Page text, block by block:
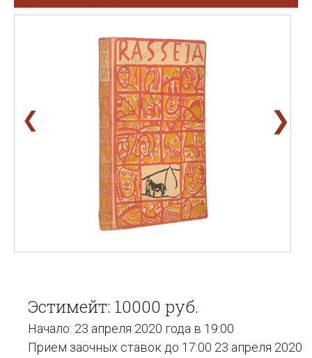
❮ ❯
Эстимейт: 10000 руб.
Начало: 23 апреля 2020 года в 19:00
Прием заочных ставок до 17:00 23 апреля 2020